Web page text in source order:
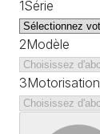
1Série
2Modèle
3Motorisation